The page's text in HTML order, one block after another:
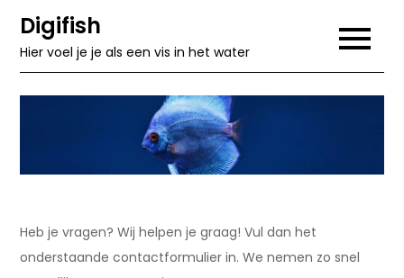
content
Digifish
Hier voel je je als een vis in het water
Heb je vragen? Wij helpen je graag! Vul dan het
onderstaande contactformulier in. We nemen zo snel